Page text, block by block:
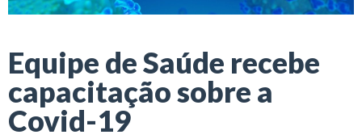
Equipe de Saúde recebe
capacitação sobre a
Covid-19